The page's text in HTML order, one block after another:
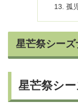
孤
星芒祭シーズ
星芒祭シ